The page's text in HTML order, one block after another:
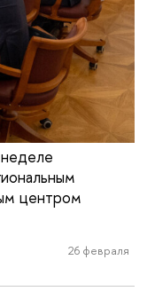
центром
26 февраля